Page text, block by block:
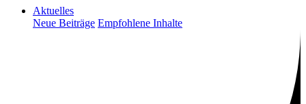
Aktuelles
Neue Beiträge Empfohlene Inhalte